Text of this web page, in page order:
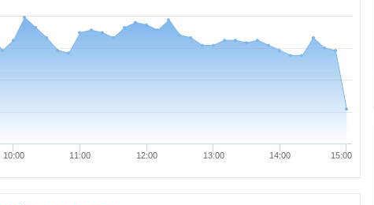
10:00 11:00 12:00 13:00 14:00 15:00